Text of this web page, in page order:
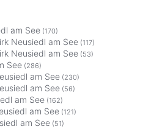
am See (170)
Neusiedl am See (117)
Neusiedl am See (53)
See (286)
am See (230)
am See (56)
am See (162)
am See (121)
am See (51)